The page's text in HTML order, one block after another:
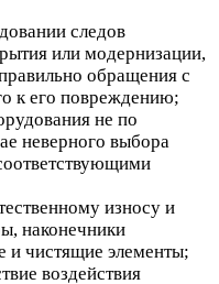
следов
или модернизации,
обращения с
к его повреждению;
не по
неверного выбора
износу и
наконечники
и чистящие элементы;
воздействия